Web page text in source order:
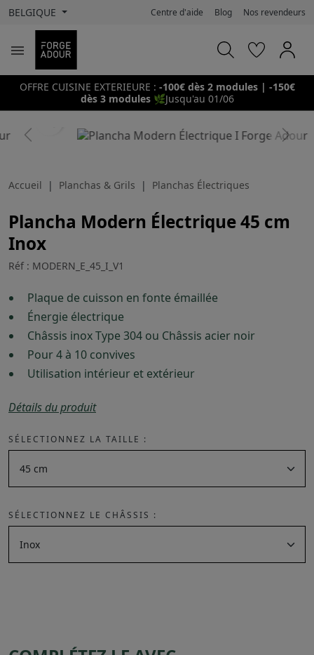
BELGIQUE Centre d'aide Blog Nos revendeurs

OFFRE CUISINE EXTERIEURE : -100€ dès 2 modules | -150€
dès 3 modules 🌿Jusqu'au 01/06
Previous Next
Accueil Planchas & Grils Planchas Électriques
Plancha Modern Électrique 45 cm
Inox
Réf : MODERN_E_45_I_V1
Plaque de cuisson en fonte émaillée
Énergie électrique
Châssis inox Type 304 ou Châssis acier noir
Pour 4 à 10 convives
Utilisation intérieur et extérieur
Détails du produit
SÉLECTIONNEZ LA TAILLE :
SÉLECTIONNEZ LE CHÂSSIS :